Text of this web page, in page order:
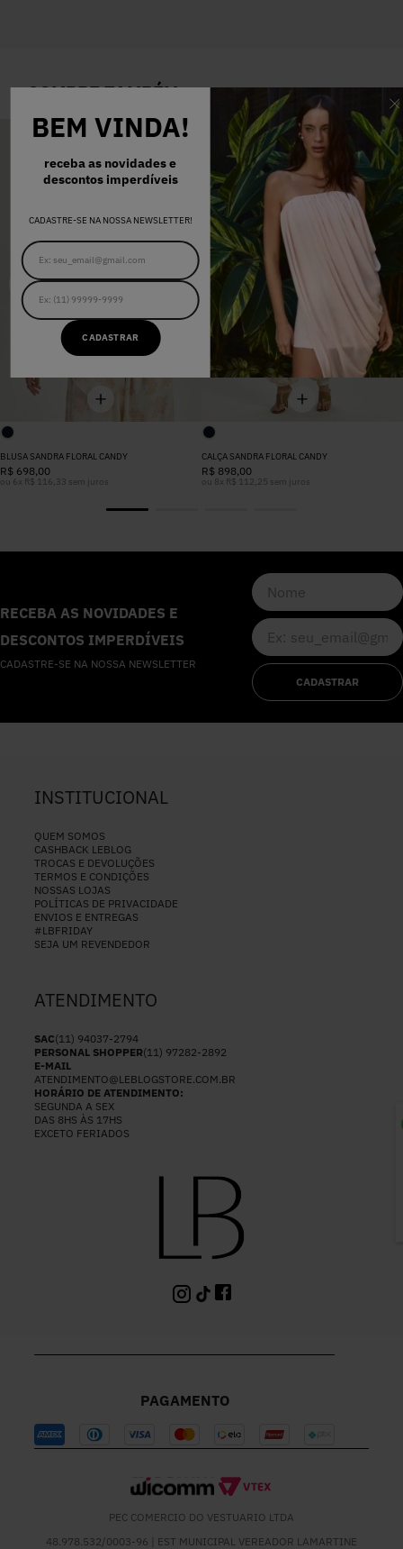
BEM VINDA!
receba as novidades e
descontos imperdíveis
CADASTRE-SE NA NOSSA NEWSLETTER!
CADASTRAR
COMPRE TAMBÉM
BLUSA SANDRA FLORAL CANDY
R$ 698,00
ou 6 x R$ 116, 33 sem juros
CALÇA SANDRA FLORAL CANDY
R$ 898,00
ou 8 x R$ 112,25 sem juros
RECEBA AS NOVIDADES E
DESCONTOS IMPERDÍVEIS
CADASTRE-SE NA NOSSA NEWSLETTER
CADASTRAR
INSTITUCIONAL
QUEM SOMOS
CASHBACK LEBLOG
TROCAS E DEVOLUÇÕES
TERMOS E CONDIÇÕES
NOSSAS LOJAS
POLÍTICAS DE PRIVACIDADE
ENVIOS E ENTREGAS
#LBFRIDAY
SEJA UM REVENDEDOR
ATENDIMENTO
SAC(11) 94037-2794
PERSONAL SHOPPER(11) 97282-2892
E-MAIL
ATENDIMENTO@LEBLOGSTORE.COM.BR
HORÁRIO DE ATENDIMENTO:
SEGUNDA A SEX
DAS 8HS ÀS 17HS
EXCETO FERIADOS
PAGAMENTO
PEC COMERCIO DO VESTUARIO LTDA
48.978.532/0003-96 | EST MUNICIPAL VEREADOR LAMARTINE